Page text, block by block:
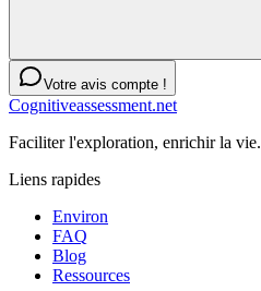
Votre avis compte !
Cognitiveassessment.net
Faciliter l'exploration, enrichir la vie.
Liens rapides
Environ
FAQ
Blog
Ressources